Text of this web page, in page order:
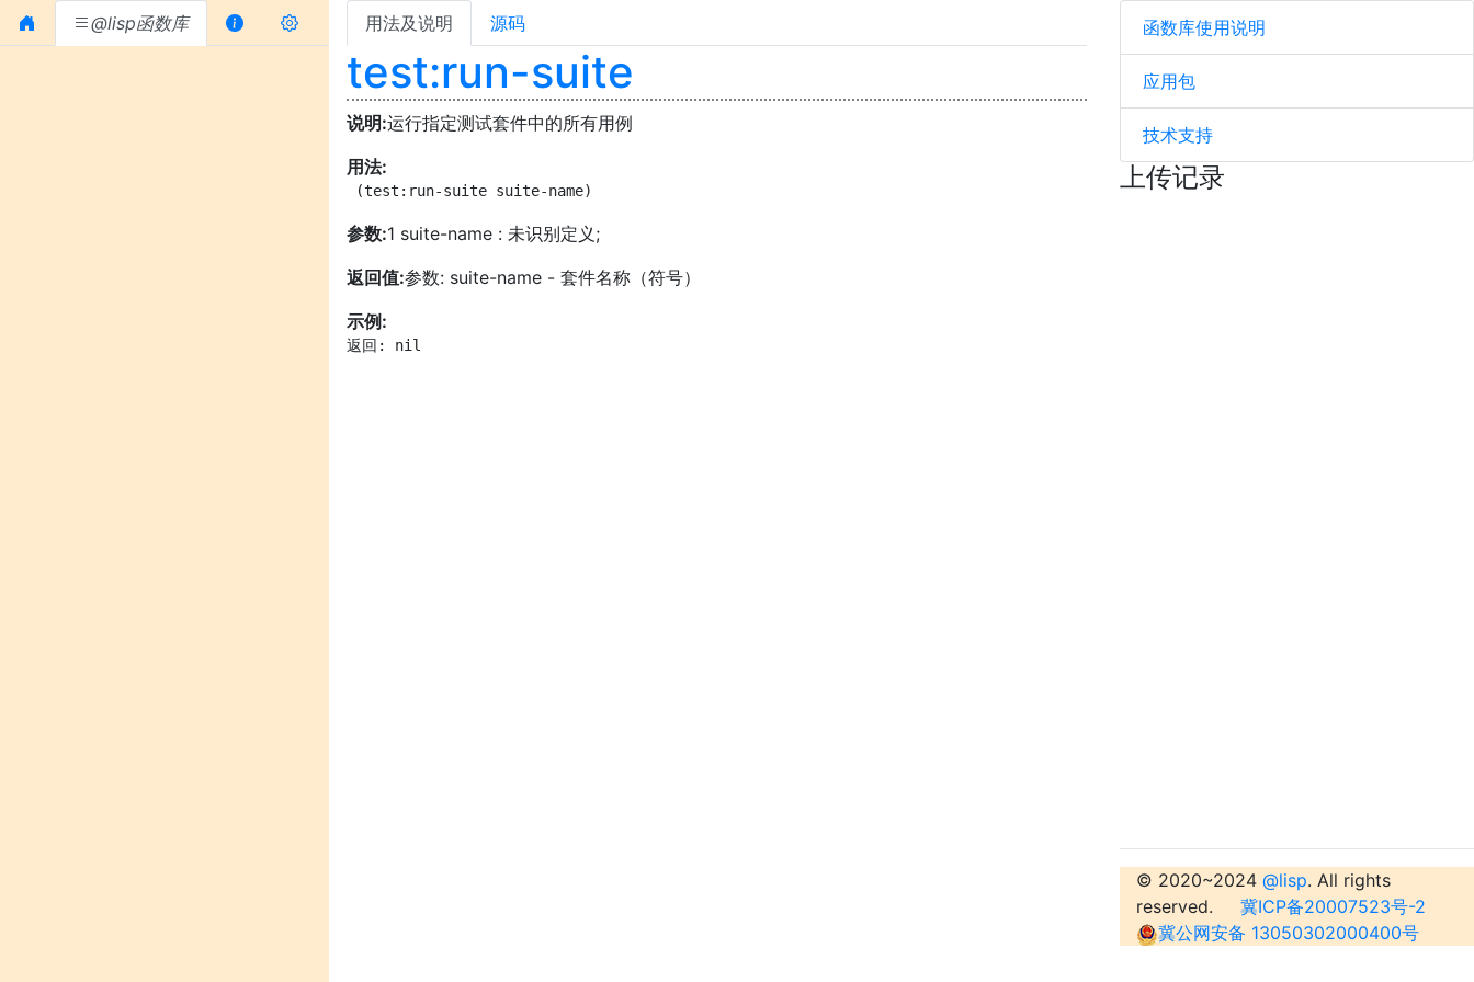
@lisp函数库 用法及说明 源码
test:run-suite
说明:运行指定测试套件中的所有用例
用法:
(test:run-suite suite-name)
参数:1 suite-name : 未识别定义;
返回值:参数: suite-name - 套件名称（符号）
示例:
返回: nil
函数库使用说明
应用包
技术支持
上传记录
© 2020~2024@lisp. All rights
reserved.
冀ICP备20007523号-2
冀公网安备 13050302000400号